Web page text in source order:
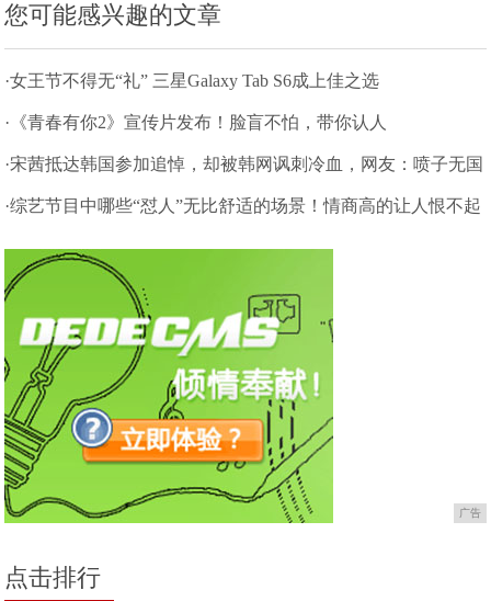
您可能感兴趣的文章
·女王节不得无“礼” 三星Galaxy Tab S6成上佳之选
·《青春有你2》宣传片发布！脸盲不怕，带你认人
·宋茜抵达韩国参加追悼，却被韩网讽刺冷血，网友：喷子无国
界
·综艺节目中哪些“怼人”无比舒适的场景！情商高的让人恨不起
来
广告
点击排行